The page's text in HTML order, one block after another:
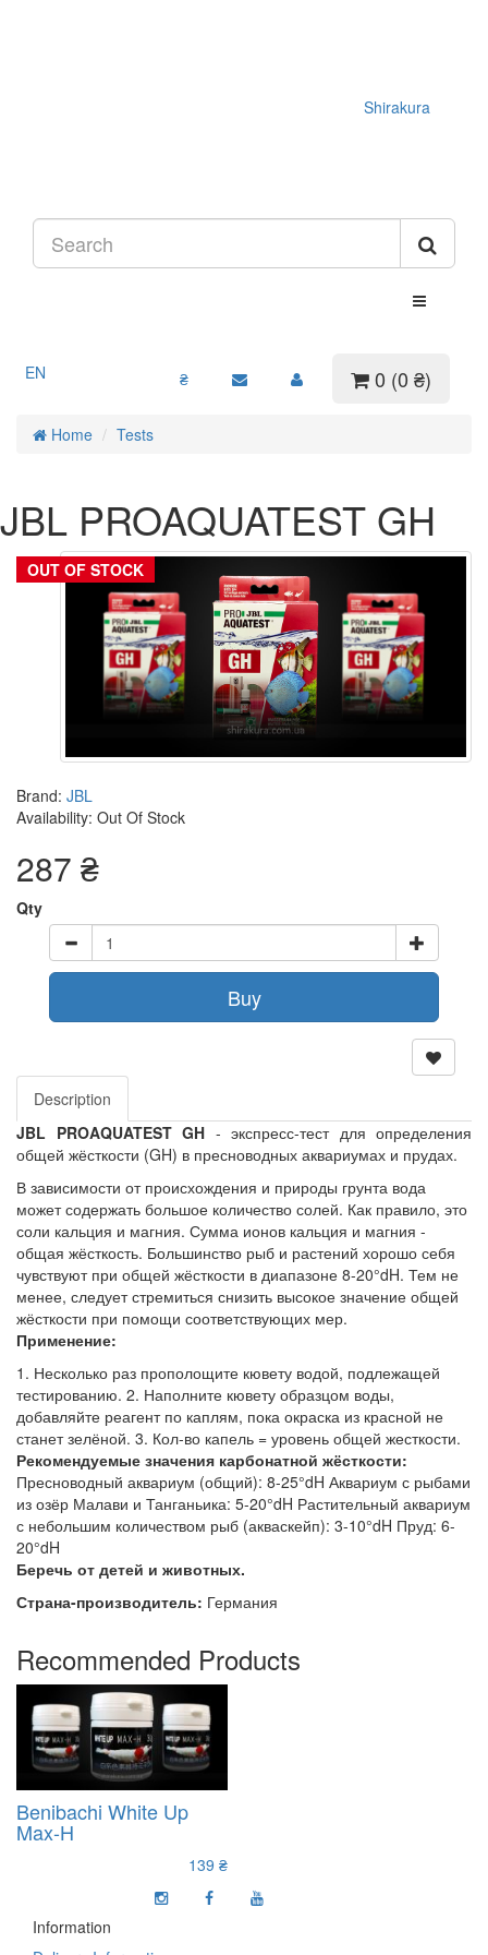
Shirakura
EN ₴ 0 (0 ₴)
Home Tests
JBL PROAQUATEST GH
OUT OF STOCK
Brand: JBL
Availability: Out Of Stock
287 ₴
Qty
Buy
Description
JBL PROAQUATEST GH - экспресс-тест для определения
общей жёсткости (GH) в пресноводных аквариумах и прудах.
В зависимости от происхождения и природы грунта вода
может содержать большое количество солей. Как правило, это
соли кальция и магния. Сумма ионов кальция и магния -
общая жёсткость. Большинство рыб и растений хорошо себя
чувствуют при общей жёсткости в диапазоне 8-20°dH. Тем не
менее, следует стремиться снизить высокое значение общей
жёсткости при помощи соответствующих мер.
Применение:
1. Несколько раз прополощите кювету водой, подлежащей
тестированию. 2. Наполните кювету образцом воды,
добавляйте реагент по каплям, пока окраска из красной не
станет зелёной. 3. Кол-во капель = уровень общей жесткости.
Рекомендуемые значения карбонатной жёсткости:
Пресноводный аквариум (общий): 8-25°dH Аквариум с рыбами
из озёр Малави и Танганьика: 5-20°dH Растительный аквариум
с небольшим количеством рыб (акваскейп): 3-10°dH Пруд: 6-
20°dH
Беречь от детей и животных.
Страна-производитель: Германия
Recommended Products
Benibachi White Up
Max-H
139 ₴
Information